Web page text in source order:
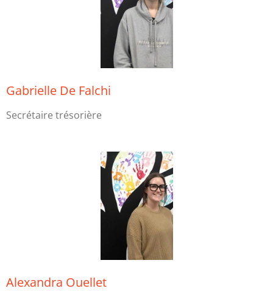
Gabrielle De Falchi
Secrétaire trésorière
Alexandra Ouellet